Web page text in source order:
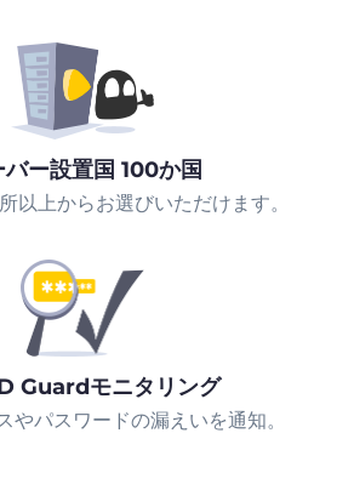
バー設置国 100か国
以上からお選びいただけます。
Guardモニタリング
やパスワードの漏えいを通知。